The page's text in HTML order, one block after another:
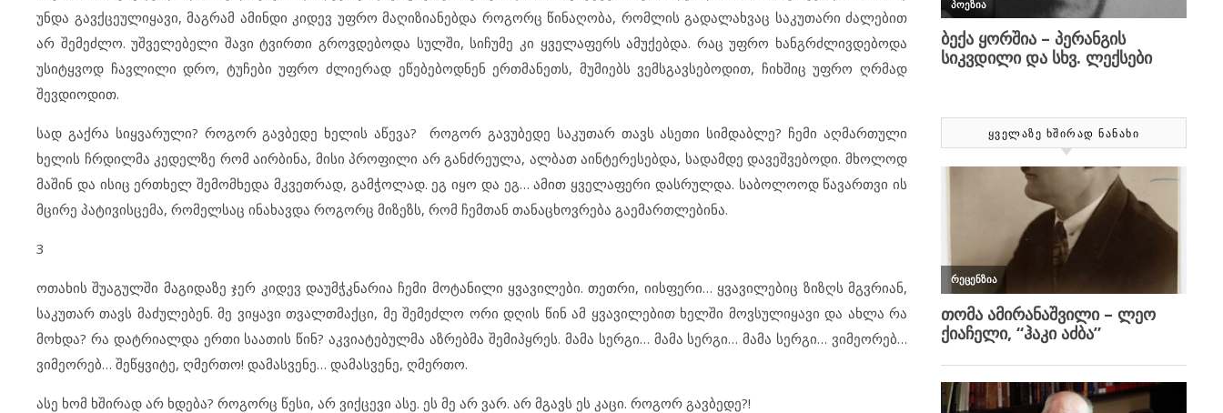
უნდა გავქცეულიყავი, მაგრამ ამინდი კიდევ უფრო მაღიზიანებდა როგორც წინაღობა, რომლის გადალახვაც საკუთარი ძალებით
არ შემეძლო. უშველებელი შავი ტვირთი გროვდებოდა სულში, სიჩუმე კი ყველაფერს ამუქებდა. რაც უფრო ხანგრძლივდებოდა
უსიტყვოდ ჩავლილი დრო, ტუჩები უფრო ძლიერად ეწებებოდნენ ერთმანეთს, მუმიებს ვემსგავსებოდით, ჩიხშიც უფრო ღრმად
შევდიოდით.
სად გაქრა სიყვარული? როგორ გავბედე ხელის აწევა? როგორ გავუბედე საკუთარ თავს ასეთი სიმდაბლე? ჩემი აღმართული
ხელის ჩრდილმა კედელზე რომ აირბინა, მისი პროფილი არ განძრეულა, ალბათ აინტერესებდა, სადამდე დავეშვებოდი. მხოლოდ
მაშინ და ისიც ერთხელ შემომხედა მკვეთრად, გამჭოლად. ეგ იყო და ეგ… ამით ყველაფერი დასრულდა. საბოლოოდ წავართვი ის
მცირე პატივისცემა, რომელსაც ინახავდა როგორც მიზეზს, რომ ჩემთან თანაცხოვრება გაემართლებინა.
3
ოთახის შუაგულში მაგიდაზე ჯერ კიდევ დაუმჭკნარია ჩემი მოტანილი ყვავილები. თეთრი, იისფერი… ყვავილებიც ზიზღს მგვრიან,
საკუთარ თავს მაძულებენ. მე ვიყავი თვალთმაქცი, მე შემეძლო ორი დღის წინ ამ ყვავილებით ხელში მოვსულიყავი და ახლა რა
მოხდა? რა დატრიალდა ერთი საათის წინ? აკვიატებულმა აზრებმა შემიპყრეს. მამა სერგი… მამა სერგი… მამა სერგი… ვიმეორებ…
ვიმეორებ… შეწყვიტე, ღმერთო! დამასვენე… დამასვენე, ღმერთო.
ასე ხომ ხშირად არ ხდება? როგორც წესი, არ ვიქცევი ასე. ეს მე არ ვარ. არ მგავს ეს კაცი. როგორ გავბედე?!
ᲧᲕᲔᲚᲐᲖᲔ ᲮᲨᲘᲠᲐᲓ ᲜᲐᲜᲐᲮᲘ